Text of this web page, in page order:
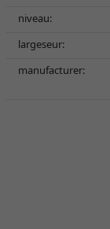
niveau:
largeseur:
manufacturer: